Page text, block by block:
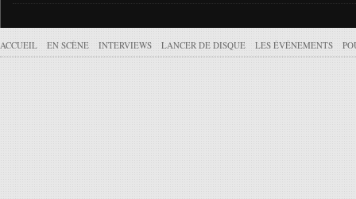
ACCUEIL EN SCÈNE INTERVIEWS LANCER DE DISQUE LES ÉVÉNEMENTS